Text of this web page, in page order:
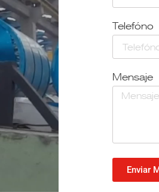
Telefóno
Mensaje
Enviar